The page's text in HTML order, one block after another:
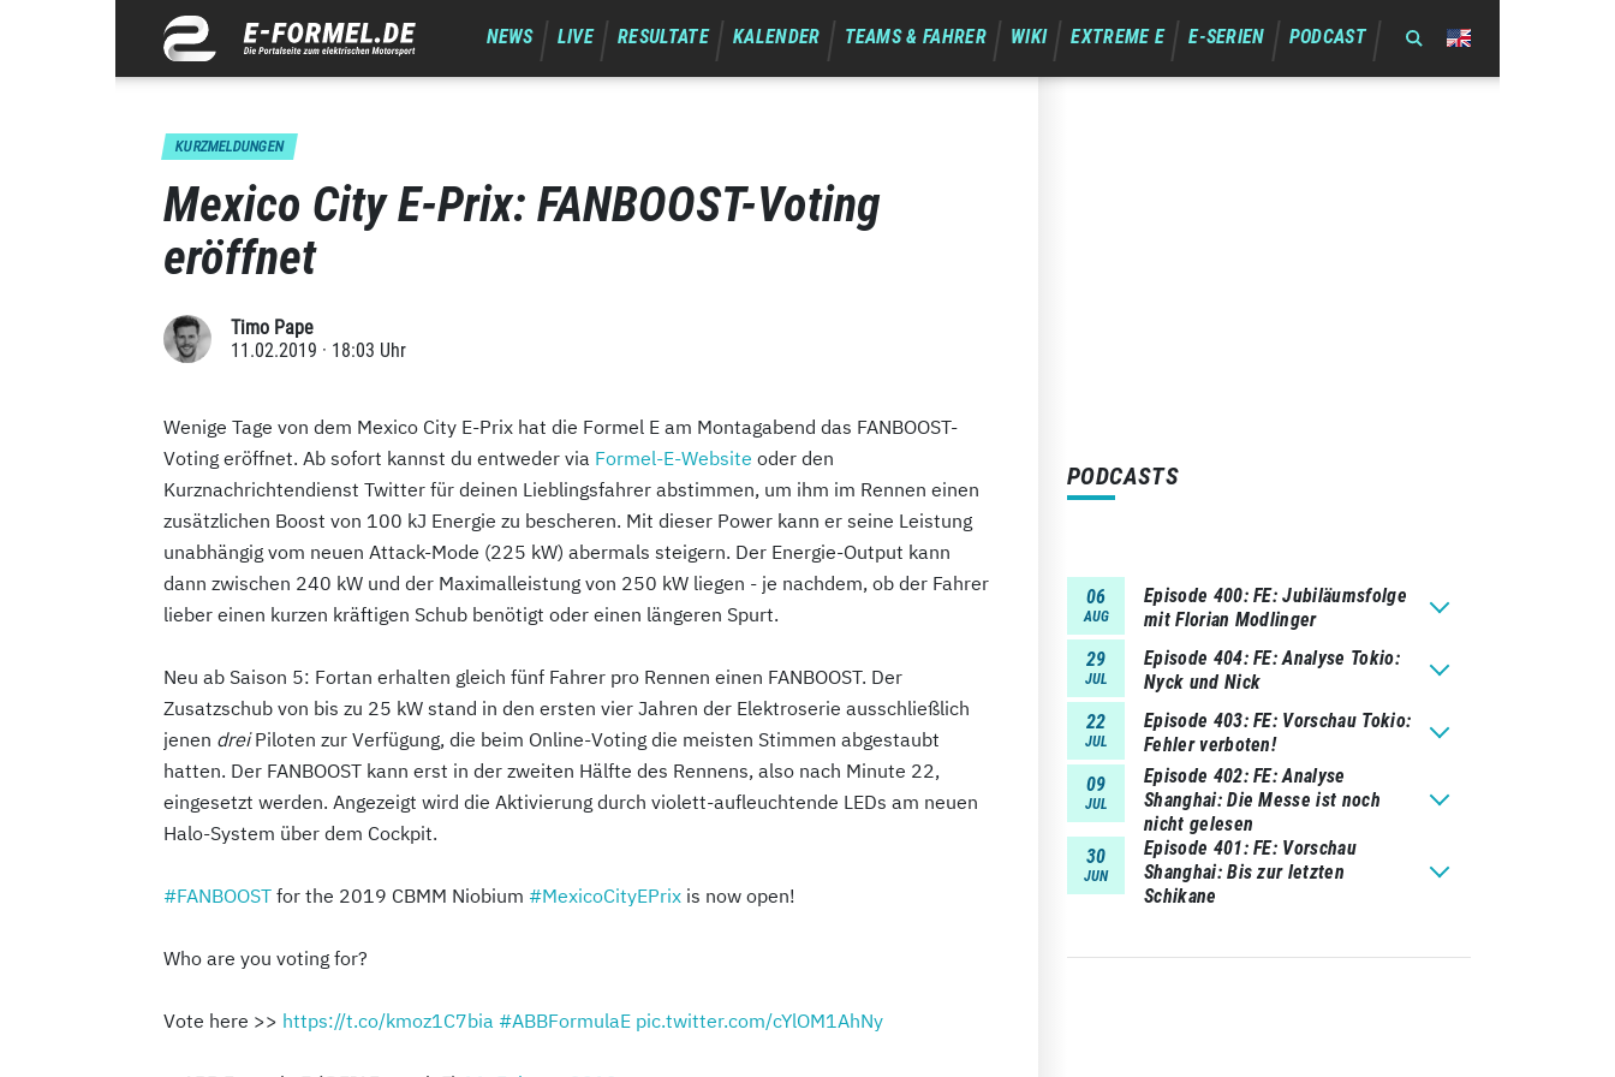
NEWS LIVE RESULTATE KALENDER TEAMS & FAHRER WIKI EXTREME E E-SERIEN PODCAST
KURZMELDUNGEN
Mexico City E-Prix: FANBOOST-Voting
eröffnet
Timo Pape
11.02.2019 · 18:03 Uhr
Wenige Tage von dem Mexico City E-Prix hat die Formel E am Montagabend das FANBOOST-
Voting eröffnet. Ab sofort kannst du entweder via Formel-E-Website oder den
Kurznachrichtendienst Twitter für deinen Lieblingsfahrer abstimmen, um ihm im Rennen einen
zusätzlichen Boost von 100 kJ Energie zu bescheren. Mit dieser Power kann er seine Leistung
unabhängig vom neuen Attack-Mode (225 kW) abermals steigern. Der Energie-Output kann
dann zwischen 240 kW und der Maximalleistung von 250 kW liegen - je nachdem, ob der Fahrer
lieber einen kurzen kräftigen Schub benötigt oder einen längeren Spurt.
Neu ab Saison 5: Fortan erhalten gleich fünf Fahrer pro Rennen einen FANBOOST. Der
Zusatzschub von bis zu 25 kW stand in den ersten vier Jahren der Elektroserie ausschließlich
jenen dreiPiloten zur Verfügung, die beim Online-Voting die meisten Stimmen abgestaubt
hatten. Der FANBOOST kann erst in der zweiten Hälfte des Rennens, also nach Minute 22,
eingesetzt werden. Angezeigt wird die Aktivierung durch violett-aufleuchtende LEDs am neuen
Halo-System über dem Cockpit.
#FANBOOST for the 2019 CBMM Niobium #MexicoCityEPrix is now open!
Who are you voting for?
Vote here >> https://t.co/kmoz1C7bia #ABBFormulaE pic.twitter.com/cYlOM1AhNy
PODCASTS
06
AUG
Episode 400 FE: Jubiläumsfolge
mit Florian Modlinger
29
JUL
Episode 404 FE: Analyse Tokio:
Nyck und Nick
22
JUL
Episode 403 FE: Vorschau Tokio:
Fehler verboten!
09
JUL
Episode 402 FE: Analyse
Shanghai: Die Messe ist noch
nicht gelesen
30
JUN
Episode 401 FE: Vorschau
Shanghai: Bis zur letzten
Schikane